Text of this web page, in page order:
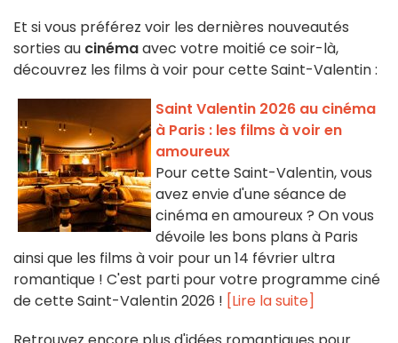
Et si vous préférez voir les dernières nouveautés
sorties au cinémaavec votre moitié ce soir-là,
découvrez les films à voir pour cette Saint-Valentin :
Saint Valentin 2026 au cinéma
à Paris : les films à voir en
amoureux
Pour cette Saint-Valentin, vous
avez envie d'une séance de
cinéma en amoureux ? On vous
dévoile les bons plans à Paris
ainsi que les films à voir pour un 14 février ultra
romantique ! C'est parti pour votre programme ciné
de cette Saint-Valentin 2026 ! [Lire la suite]